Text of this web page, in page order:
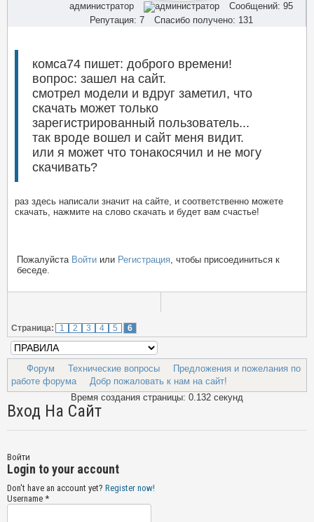
администратор
Сообщений: 95
Репутация: 7
Спасибо получено: 131
комса74 пишет: доброго времени!
вопрос: зашел на сайт.
смотрел модели и вдруг заметил, что
скачать может только
зарегистрированный пользователь...
так вроде вошел и сайт меня видит.
или я может что тонакосячил и не могу
скачивать?
раз здесь написали значит на сайте, и соответственно можете
скачать, нажмите на слово скачать и будет вам счастье!
Пожалуйста Войти или Регистрация , чтобы присоединиться к
беседе.
Страница: 1 2 3 4 5 6
Форум Технические вопросы
Предложения и пожелания по
работе форума
Добр пожаловать к нам на сайт!
Время создания страницы: 0.132 секунд
Вход На Сайт
Войти
Login to your account
Don't have an account yet? Register now!
Username *